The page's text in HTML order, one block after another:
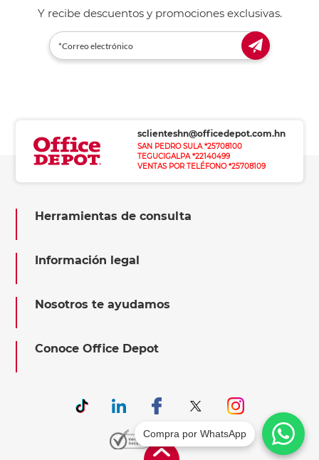
Y recibe descuentos y promociones exclusivas.
sclienteshn@officedepot.com.hn
SAN PEDRO SULA *25708100
TEGUCIGALPA *22140499
VENTAS POR TELÉFONO *25708109
Herramientas de consulta
Información legal
Nosotros te ayudamos
Conoce Office Depot
Compra por WhatsApp